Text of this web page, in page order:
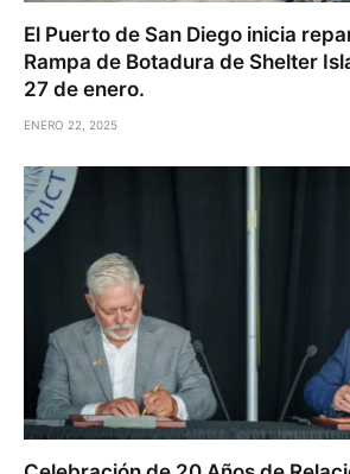
El Puerto de San Diego inicia
Rampa de Botadura de Shelter
27 de enero.
ENERO 22, 2025